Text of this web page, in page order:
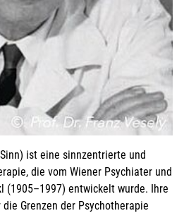
an (ab 15 Jahren)
mit Kindern:
ist eine sinnzentrierte und
die vom Wiener Psychiater und
(1905–1997) entwickelt wurde. Ihre
Grenzen der Psycho­therapie